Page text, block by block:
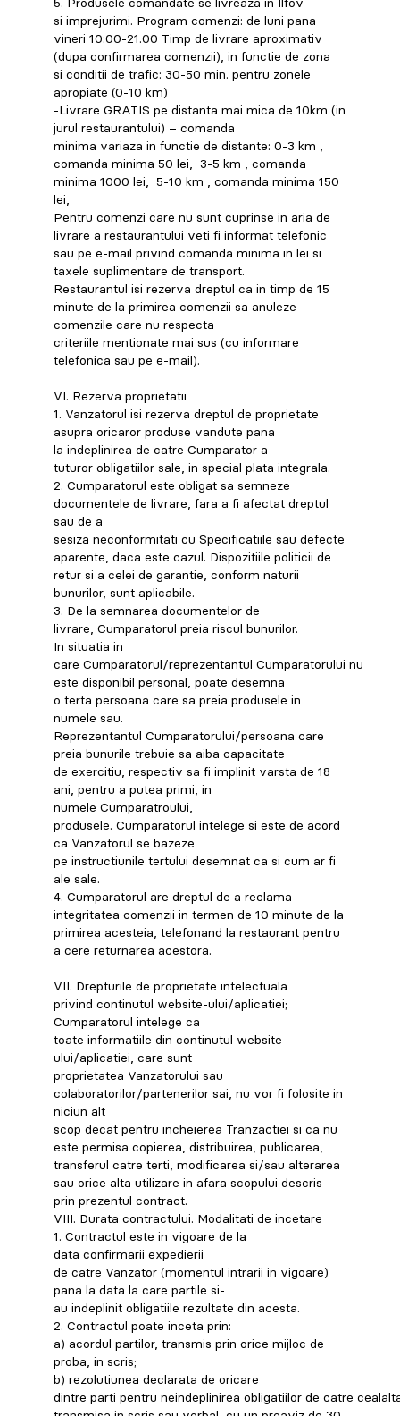
5. Produsele comandate se livreaza in Ilfov
si imprejurimi. Program comenzi: de luni pana
vineri 10:00-21.00 Timp de livrare aproximativ
(dupa confirmarea comenzii), in functie de zona
si conditii de trafic: 30-50 min. pentru zonele
apropiate (0-10 km)
-Livrare GRATIS pe distanta mai mica de 10km (in
jurul restaurantului) – comanda
minima variaza in functie de distante: 0-3 km ,
comanda minima 50 lei, 3-5 km , comanda
minima 1000 lei, 5-10 km , comanda minima 150
lei,
Pentru comenzi care nu sunt cuprinse in aria de
livrare a restaurantului veti fi informat telefonic
sau pe e-mail privind comanda minima in lei si
taxele suplimentare de transport.
Restaurantul isi rezerva dreptul ca in timp de 15
minute de la primirea comenzii sa anuleze
comenzile care nu respecta
criteriile mentionate mai sus (cu informare
telefonica sau pe e-mail).
VI. Rezerva proprietatii
1. Vanzatorul isi rezerva dreptul de proprietate
asupra oricaror produse vandute pana
la indeplinirea de catre Cumparator a
tuturor obligatiilor sale, in special plata integrala.
2. Cumparatorul este obligat sa semneze
documentele de livrare, fara a fi afectat dreptul
sau de a
sesiza neconformitati cu Specificatiile sau defecte
aparente, daca este cazul. Dispozitiile politicii de
retur si a celei de garantie, conform naturii
bunurilor, sunt aplicabile.
3. De la semnarea documentelor de
livrare, Cumparatorul preia riscul bunurilor.
In situatia in
care Cumparatorul/reprezentantul Cumparatorului nu
este disponibil personal, poate desemna
o terta persoana care sa preia produsele in
numele sau.
Reprezentantul Cumparatorului/persoana care
preia bunurile trebuie sa aiba capacitate
de exercitiu, respectiv sa fi implinit varsta de 18
ani, pentru a putea primi, in
numele Cumparatroului,
produsele. Cumparatorul intelege si este de acord
ca Vanzatorul se bazeze
pe instructiunile tertului desemnat ca si cum ar fi
ale sale.
4. Cumparatorul are dreptul de a reclama
integritatea comenzii in termen de 10 minute de la
primirea acesteia, telefonand la restaurant pentru
a cere returnarea acestora.
VII. Drepturile de proprietate intelectuala
privind continutul website-ului/aplicatiei;
Cumparatorul intelege ca
toate informatiile din continutul website-
ului/aplicatiei, care sunt
proprietatea Vanzatorului sau
colaboratorilor/partenerilor sai, nu vor fi folosite in
niciun alt
scop decat pentru incheierea Tranzactiei si ca nu
este permisa copierea, distribuirea, publicarea,
transferul catre terti, modificarea si/sau alterarea
sau orice alta utilizare in afara scopului descris
prin prezentul contract.
VIII. Durata contractului. Modalitati de incetare
1. Contractul este in vigoare de la
data confirmarii expedierii
de catre Vanzator (momentul intrarii in vigoare)
pana la data la care partile si-
au indeplinit obligatiile rezultate din acesta.
2. Contractul poate inceta prin:
a) acordul partilor, transmis prin orice mijloc de
proba, in scris;
b) rezolutiunea declarata de oricare
dintre parti pentru neindeplinirea obligatiilor de catre